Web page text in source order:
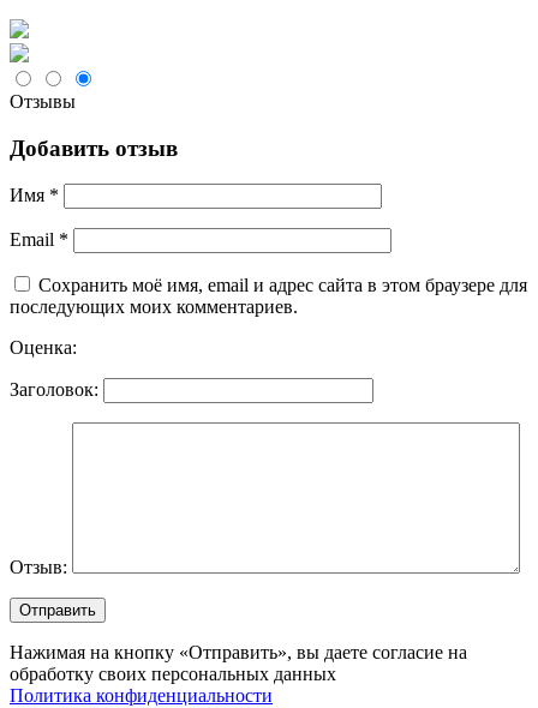
Отзывы
Добавить отзыв
Имя *
Email *
Сохранить моё имя, email и адрес сайта в этом браузере для
последующих моих комментариев.
Оценка:
Заголовок:
Отзыв:
Нажимая на кнопку «Отправить», вы даете согласие на
обработку своих персональных данных
Политика конфиденциальности